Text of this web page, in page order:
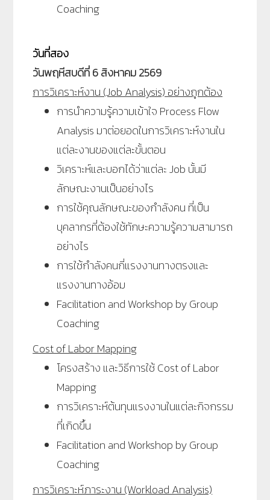
Coaching
วันที่สอง
วันพฤหีสบดีที่ 6 สิงหาคม 2569
การวิเคราะห์งาน (Job Analysis) อย่างถูกต้อง
การนำความรู้ความเข้าใจ Process Flow
Analysis มาต่อยอดในการวิเคราะห์งานใน
แต่ละงานของแต่ละขั้นตอน
วิเคราะห์และบอกได้ว่าแต่ละ Job นั้นมี
ลักษณะงานเป็นอย่างไร
การใช้คุณลักษณะของกำลังคน ที่เป็น
บุคลากรที่ต้องใช้ทักษะความรู้ความสามารถ
อย่างไร
การใช้กำลังคนกี่แรงงานทางตรงและ
แรงงานทางอ้อม
Facilitation and Workshop by Group
Coaching
Cost of Labor Mapping
โครงสร้าง และวิธีการใช้ Cost of Labor
Mapping
การวิเคราะห์ต้นทุนแรงงานในแต่ละกิจกรรม
ที่เกิดขึ้น
Facilitation and Workshop by Group
Coaching
การวิเคราะห์ภาระงาน (Workload Analysis)